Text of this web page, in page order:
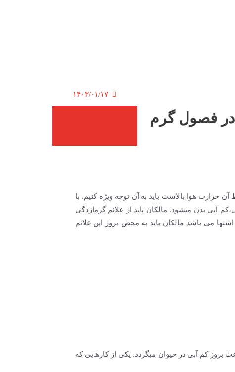
۱۴۰۳/۰۱/۱۷
فصول گرم
هوا بالاست باید به آن توجه ویژه کنیم. با
آبی بدن میشود. مالکان باید از علائم گرمازدگی
می باشد مالکان باید به محض بروز این علائم
نشود باعث بروز کم آبی در حیوان میگردد. یکی از کارهایی که